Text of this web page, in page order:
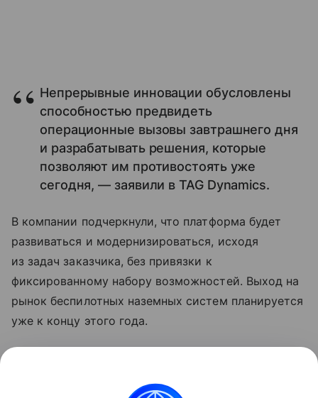
Непрерывные инновации обусловлены
способностью предвидеть
операционные вызовы завтрашнего дня
и разрабатывать решения, которые
позволяют им противостоять уже
сегодня, — заявили в TAG Dynamics.
В компании подчеркнули, что платформа будет
развиваться и модернизироваться, исходя
из задач заказчика, без привязки к
фиксированному набору возможностей. Выход на
рынок беспилотных наземных систем планируется
уже к концу этого года.